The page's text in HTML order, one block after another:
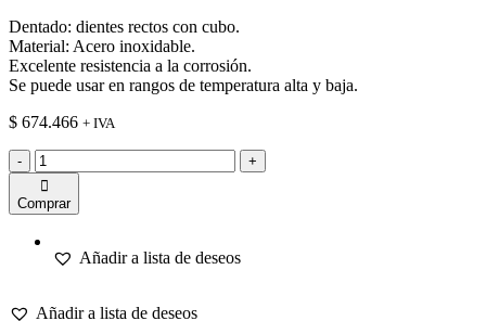
Dentado: dientes rectos con cubo.
Material: Acero inoxidable.
Excelente resistencia a la corrosión.
Se puede usar en rangos de temperatura alta y baja.
$ 674.466 + IVA
- +
Comprar
Añadir a lista de deseos
Añadir a lista de deseos